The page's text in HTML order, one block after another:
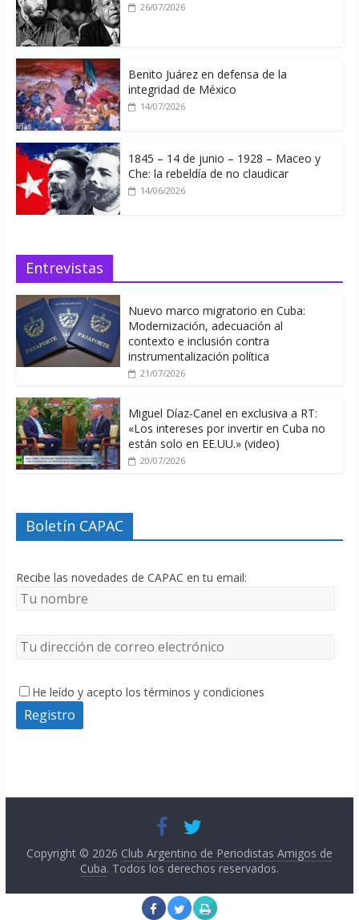
26/07/2026
Benito Juárez en defensa de la
integridad de México
14/07/2026
1845 – 14 de junio – 1928 – Maceo y
Che: la rebeldía de no claudicar
14/06/2026
Entrevistas
Nuevo marco migratorio en Cuba:
Modernización, adecuación al
contexto e inclusión contra
instrumentalización política
21/07/2026
Miguel Díaz-Canel en exclusiva a RT:
«Los intereses por invertir en Cuba no
están solo en EE.UU.» (video)
20/07/2026
Boletín CAPAC
Recibe las novedades de CAPAC en tu email:
He leído y acepto los términos y condiciones
Copyright © 2026 Club Argentino de Periodistas Amigos de
Cuba. Todos los derechos reservados.